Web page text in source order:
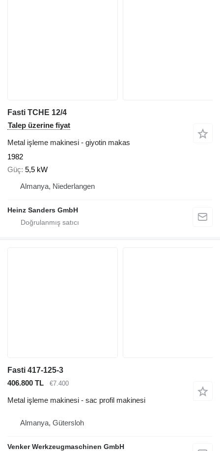
Fasti TCHE 12/4
Talep üzerine fiyat
Metal işleme makinesi - giyotin makas
1982
Güç 5,5 kW
Almanya, Niederlangen
Heinz Sanders GmbH
Fasti 417-125-3
406.800 TL
€7.400
Metal işleme makinesi - sac profil makinesi
Almanya, Gütersloh
Venker Werkzeugmaschinen GmbH